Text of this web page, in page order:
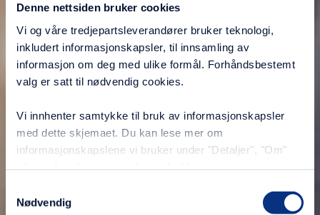
Denne nettsiden bruker cookies
Vi og våre tredjepartsleverandører bruker teknologi,
inkludert informasjonskapsler, til innsamling av
informasjon om deg med ulike formål. Forhåndsbestemt
valg er satt til nødvendig cookies.
Vi innhenter samtykke til bruk av informasjonskapsler
med dette skjemaet. Du kan lese mer om
informasjonskapslene vi bruker under "Detaljer", "Om"
Nødvendig